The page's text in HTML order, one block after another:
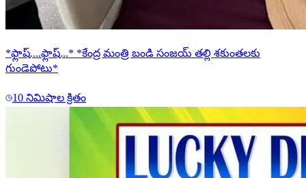
*ఫ్లాష్....ఫ్లాష్...* *కేంద్ర మంత్రి బండి సంజయ్ తల్లి శకుంతలకు
గుండెపోటు*
10 నిమిషాల క్రితం